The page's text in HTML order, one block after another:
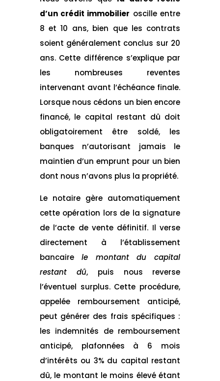
d’un crédit immobilier oscille entre
8 et 10 ans, bien que les contrats
soient généralement conclus sur 20
ans. Cette différence s’explique par
les nombreuses reventes
intervenant avant l’échéance finale.
Lorsque nous cédons un bien encore
financé, le capital restant dû doit
obligatoirement être soldé, les
banques n’autorisant jamais le
maintien d’un emprunt pour un bien
dont nous n’avons plus la propriété.
Le notaire gère automatiquement
cette opération lors de la signature
de l’acte de vente définitif. Il verse
directement à l’établissement
bancaire le montant du capital
restant dû, puis nous reverse
l’éventuel surplus. Cette procédure,
appelée remboursement anticipé,
peut générer des frais spécifiques :
les indemnités de remboursement
anticipé, plafonnées à 6 mois
d’intérêts ou 3% du capital restant
dû, le montant le moins élevé étant